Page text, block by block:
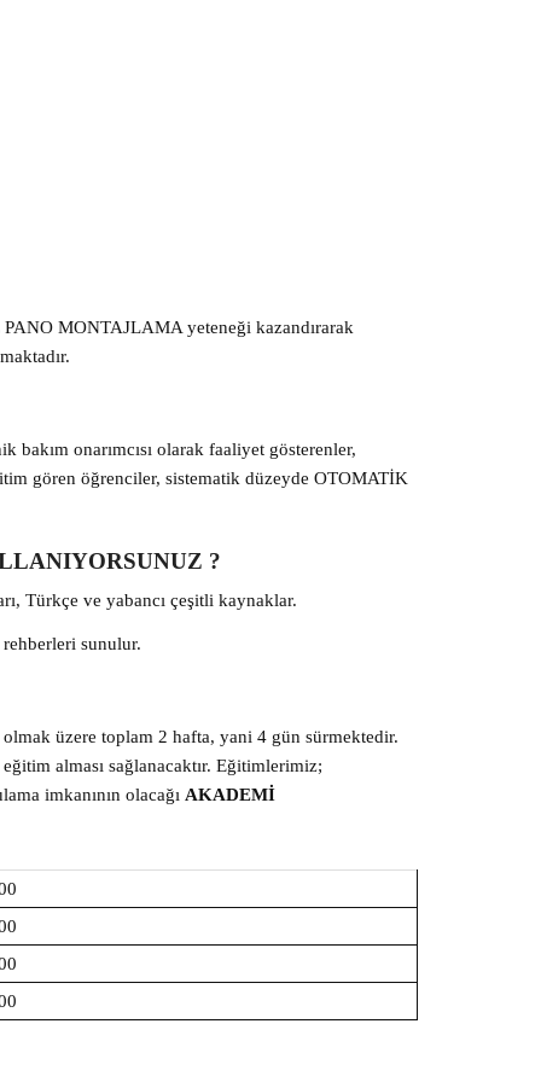
MONTAJLAMA yeteneği kazandırarak
onarımcısı olarak faaliyet gösterenler,
gören öğrenciler, sistematik düzeyde OTOMATİK
?
Türkçe ve yabancı çeşitli kaynaklar.
sunulur.
üzere toplam 2 hafta, yani 4 gün sürmektedir.
eğitim alması sağlanacaktır. Eğitimlerimiz;
imkanının olacağı AKADEMİ